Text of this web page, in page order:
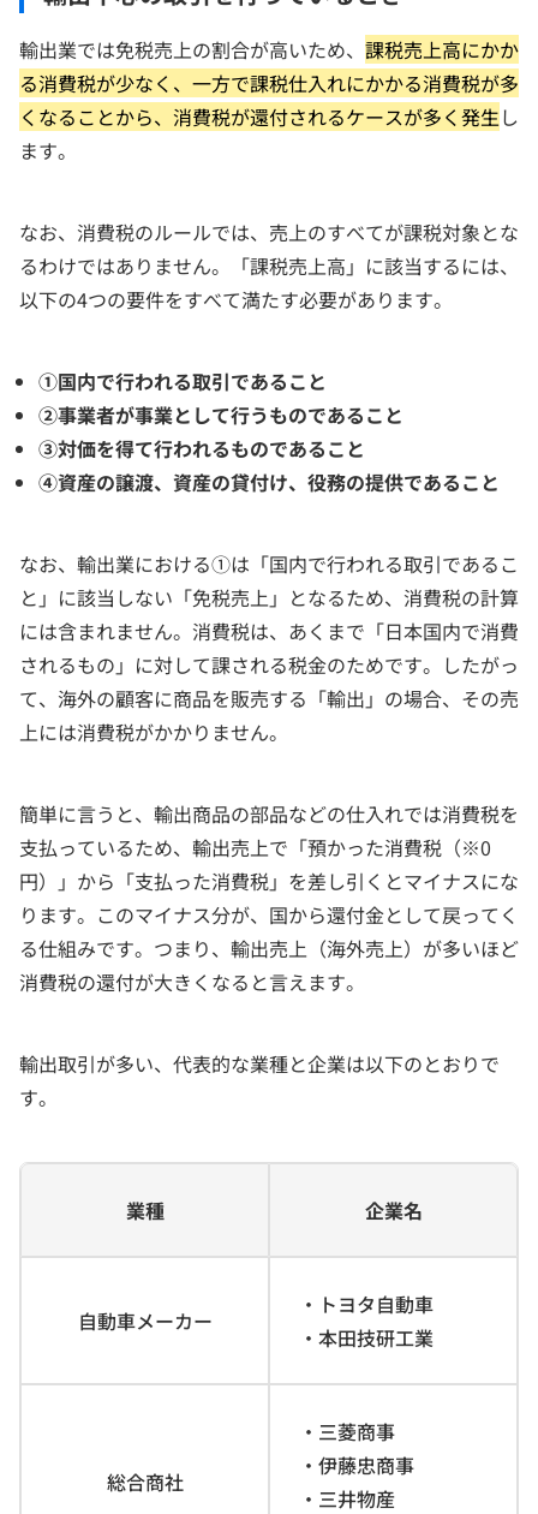
輸出業では免税売上の割合が高いため、 課税売上高にかか
る消費税が少なく、一方で課税仕入れにかかる消費税が多
くなることから、消費税が還付されるケースが多く発生し
ます。
なお、消費税のルールでは、売上のすべてが課税対象とな
るわけではありません。「課税売上高」に該当するには、
以下の4つの要件をすべて満たす必要があります。
①国内で行われる取引であること
②事業者が事業として行うものであること
③対価を得て行われるものであること
④資産の譲渡、資産の貸付け、役務の提供であること
なお、輸出業における①は「国内で行われる取引であるこ
と」に該当しない「免税売上」となるため、消費税の計算
には含まれません。消費税は、あくまで「日本国内で消費
されるもの」に対して課される税金のためです。したがっ
て、海外の顧客に商品を販売する「輸出」の場合、その売
上には消費税がかかりません。
簡単に言うと、輸出商品の部品などの仕入れでは消費税を
支払っているため、輸出売上で「預かった消費税（※0
円）」から「支払った消費税」を差し引くとマイナスにな
ります。このマイナス分が、国から還付金として戻ってく
る仕組みです。つまり、輸出売上（海外売上）が多いほど
消費税の還付が大きくなると言えます。
輸出取引が多い、代表的な業種と企業は以下のとおりで
す。
業種 企業名
自動車メーカー
・トヨタ自動車
・本田技研工業
総合商社
・三菱商事
・伊藤忠商事
・三井物産